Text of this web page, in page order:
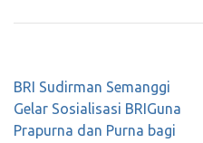
Post
navigation
BRI Sudirman Semanggi
Gelar Sosialisasi BRIGuna
Prapurna dan Purna bagi